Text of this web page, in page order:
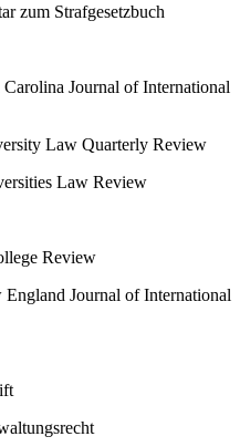
zum Strafgesetzbuch
Journal of International
Law Quarterly Review
Law Review
Review
England Journal of International